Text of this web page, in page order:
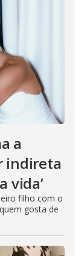
a
indireta
vida’
filho com o
gosta de